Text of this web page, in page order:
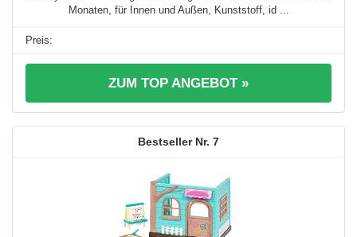
Monaten, für Innen und Außen, Kunststoff, id ...
ZUM TOP ANGEBOT »
7